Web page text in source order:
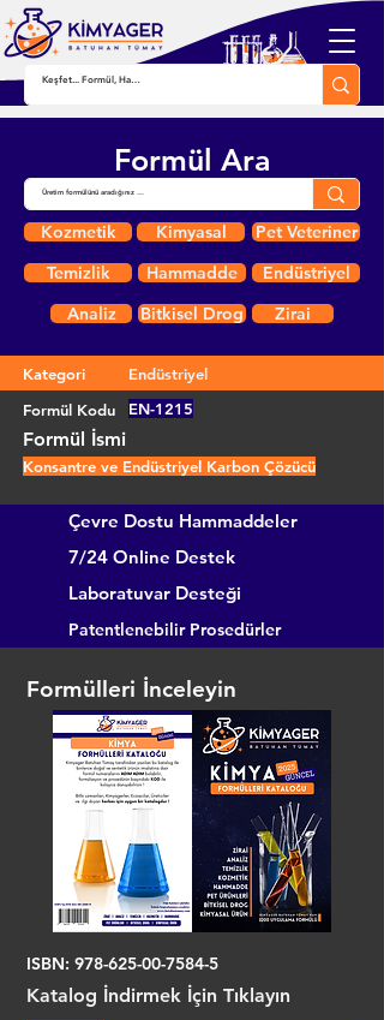
Formül Ara
Kozmetik Kimyasal
Pet Veteriner
Temizlik
Hammadde
Endüstriyel
Analiz
Bitkisel Drog Zirai
Kategori
Endüstriyel
Formül Kodu
EN-1215
Formül İsmi
Konsantre ve Endüstriyel Karbon Çözücü
Çevre Dostu Hammaddeler
7/24 Online Destek
Laboratuvar Desteği
Patentlenebilir Prosedürler
Formülleri İnceleyin
ISBN: 978-625-00-7584-5
Katalog İndirmek İçin Tıklayın